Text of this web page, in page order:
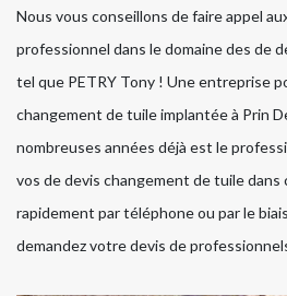
Nous vous conseillons de faire appel
professionnel dans le domaine des de
tel que PETRY Tony ! Une entreprise
changement de tuile implantée à Prin
nombreuses années déjà est le
vos de devis changement de tuile
rapidement par téléphone ou par le
demandez votre devis de